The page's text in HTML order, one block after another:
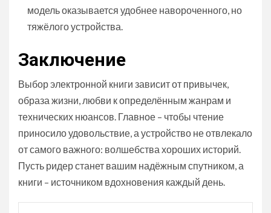
модель оказывается удобнее навороченного, но
тяжёлого устройства.
Заключение
Выбор электронной книги зависит от привычек,
образа жизни, любви к определённым жанрам и
технических нюансов. Главное – чтобы чтение
приносило удовольствие, а устройство не отвлекало
от самого важного: волшебства хороших историй.
Пусть ридер станет вашим надёжным спутником, а
книги – источником вдохновения каждый день.